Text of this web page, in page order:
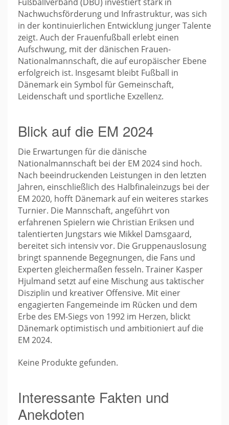
Nachwuchsförderung und Infrastruktur, was sich
in der kontinuierlichen Entwicklung junger Talente
zeigt. Auch der Frauenfußball erlebt einen
Aufschwung, mit der dänischen Frauen-
Nationalmannschaft, die auf europäischer Ebene
erfolgreich ist. Insgesamt bleibt Fußball in
Dänemark ein Symbol für Gemeinschaft,
Leidenschaft und sportliche Exzellenz.
Blick auf die EM 2024
Die Erwartungen für die dänische
Nationalmannschaft bei der EM 2024 sind hoch.
Nach beeindruckenden Leistungen in den letzten
Jahren, einschließlich des Halbfinaleinzugs bei der
EM 2020, hofft Dänemark auf ein weiteres starkes
Turnier. Die Mannschaft, angeführt von
erfahrenen Spielern wie Christian Eriksen und
talentierten Jungstars wie Mikkel Damsgaard,
bereitet sich intensiv vor. Die Gruppenauslosung
bringt spannende Begegnungen, die Fans und
Experten gleichermaßen fesseln. Trainer Kasper
Hjulmand setzt auf eine Mischung aus taktischer
Disziplin und kreativer Offensive. Mit einer
engagierten Fangemeinde im Rücken und dem
Erbe des EM-Siegs von 1992 im Herzen, blickt
Dänemark optimistisch und ambitioniert auf die
EM 2024.
Keine Produkte gefunden.
Interessante Fakten und
Anekdoten